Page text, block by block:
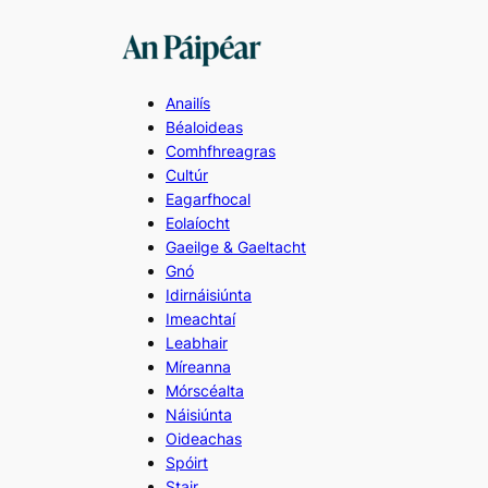
Anailís
Béaloideas
Comhfhreagras
Cultúr
Eagarfhocal
Eolaíocht
Gaeilge & Gaeltacht
Gnó
Idirnáisiúnta
Imeachtaí
Leabhair
Míreanna
Mórscéalta
Náisiúnta
Oideachas
Spóirt